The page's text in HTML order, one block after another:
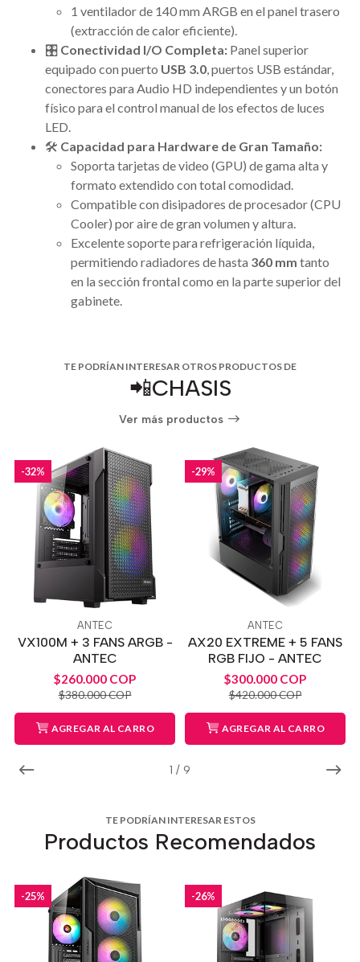
1 ventilador de 140 mm ARGB en el panel trasero
(extracción de calor eficiente).
🎛️ Conectividad I/O Completa: Panel superior
equipado con puerto USB 3.0, puertos USB estándar,
conectores para Audio HD independientes y un botón
físico para el control manual de los efectos de luces
LED.
🛠️ Capacidad para Hardware de Gran Tamaño:
Soporta tarjetas de video (GPU) de gama alta y
formato extendido con total comodidad.
Compatible con disipadores de procesador (CPU
Cooler) por aire de gran volumen y altura.
Excelente soporte para refrigeración líquida,
permitiendo radiadores de hasta 360 mm tanto
en la sección frontal como en la parte superior del
gabinete.
TE PODRÍAN INTERESAR OTROS PRODUCTOS DE
📲CHASIS
Ver más productos
1 / 9
-32%
ANTEC
VX100M + 3 FANS ARGB -
ANTEC
$260.000 COP
$380.000 COP
AGREGAR AL CARRO
-29%
ANTEC
AX20 EXTREME + 5 FANS
RGB FIJO - ANTEC
$300.000 COP
$420.000 COP
AGREGAR AL CARRO
TE PODRÍAN INTERESAR ESTOS
Productos Recomendados
-25% -26%